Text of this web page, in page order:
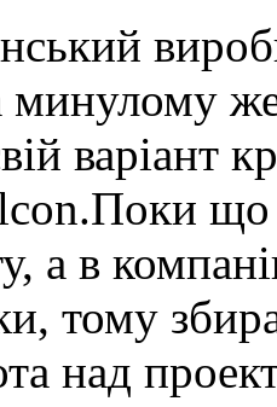
варіант
що
а в
тому
над